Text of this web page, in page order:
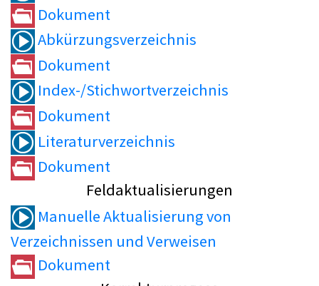
Dokument
Abkürzungsverzeichnis
Dokument
Index-/Stichwortverzeichnis
Dokument
Literaturverzeichnis
Dokument
Feldaktualisierungen
Manuelle Aktualisierung von
Verzeichnissen und Verweisen
Dokument